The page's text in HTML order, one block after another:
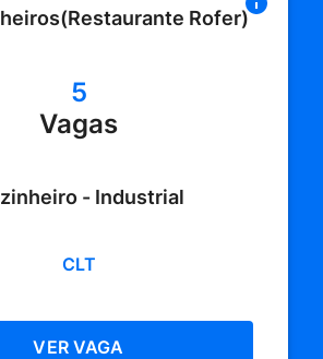
Rofer)
5
Vagas
- Industrial
CLT
VER VAGA